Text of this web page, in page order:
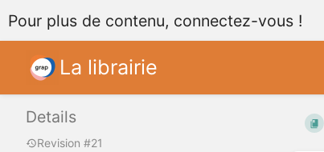
Pour plus de contenu, connectez-vous !
La librairie
Details
Revision #21